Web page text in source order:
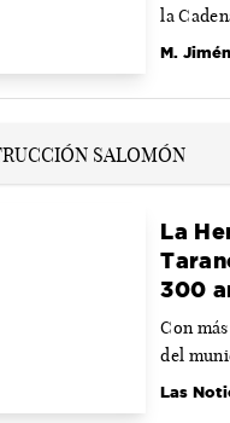
la
M.
La
300
Con
del
Las